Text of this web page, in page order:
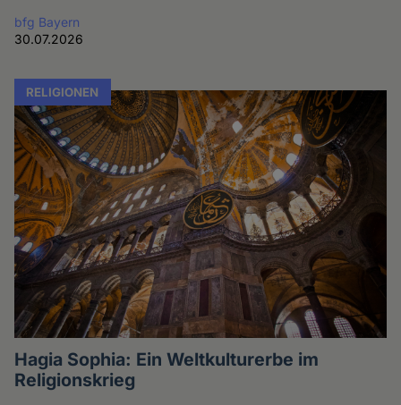
bfg Bayern
30.07.2026
RELIGIONEN
Hagia Sophia: Ein Weltkulturerbe im
Religionskrieg